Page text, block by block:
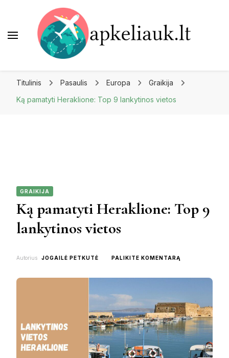
Titulinis Pasaulis Europa
Graikija
Ką pamatyti Heraklione: Top 9 lankytinos vietos
GRAIKIJA
Ką pamatyti Heraklione: Top 9
lankytinos vietos
Autorius JOGAILĖ PETKUTĖ PALIKITE KOMENTARĄ
9
LANKYTINOS
VIETOS